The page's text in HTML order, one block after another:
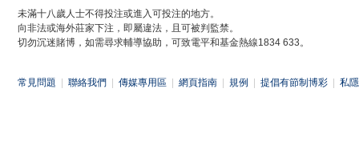
未滿十八歲人士不得投注或進入可投注的地方。
向非法或海外莊家下注，即屬違法，且可被判監禁。
切勿沉迷賭博，如需尋求輔導協助，可致電平和基金熱線1834 633。
常見問題 聯絡我們 傳媒專用區 網頁指南 規例 提倡有節制博彩 私